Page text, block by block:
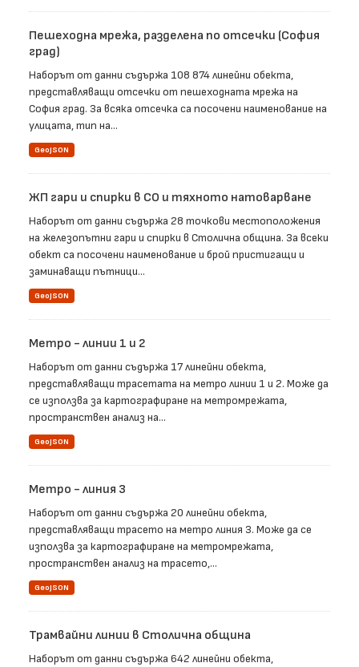
Пешеходна мрежа, разделена по отсечки (София
град)
Наборът от данни съдържа 108 874 линейни обекта,
представляващи отсечки от пешеходната мрежа на
София град. За всяка отсечка са посочени наименование на
улицата, тип на...
GeoJSON
ЖП гари и спирки в СО и тяхното натоварване
Наборът от данни съдържа 28 точкови местоположения
на железопътни гари и спирки в Столична община. За всеки
обект са посочени наименование и брой пристигащи и
заминаващи пътници...
GeoJSON
Метро - линии 1 и 2
Наборът от данни съдържа 17 линейни обекта,
представляващи трасетата на метро линии 1 и 2. Може да
се използва за картографиране на метромрежата,
пространствен анализ на...
GeoJSON
Метро - линия 3
Наборът от данни съдържа 20 линейни обекта,
представляващи трасето на метро линия 3. Може да се
използва за картографиране на метромрежата,
пространствен анализ на трасето,...
GeoJSON
Трамвайни линии в Столична община
Наборът от данни съдържа 642 линейни обекта,